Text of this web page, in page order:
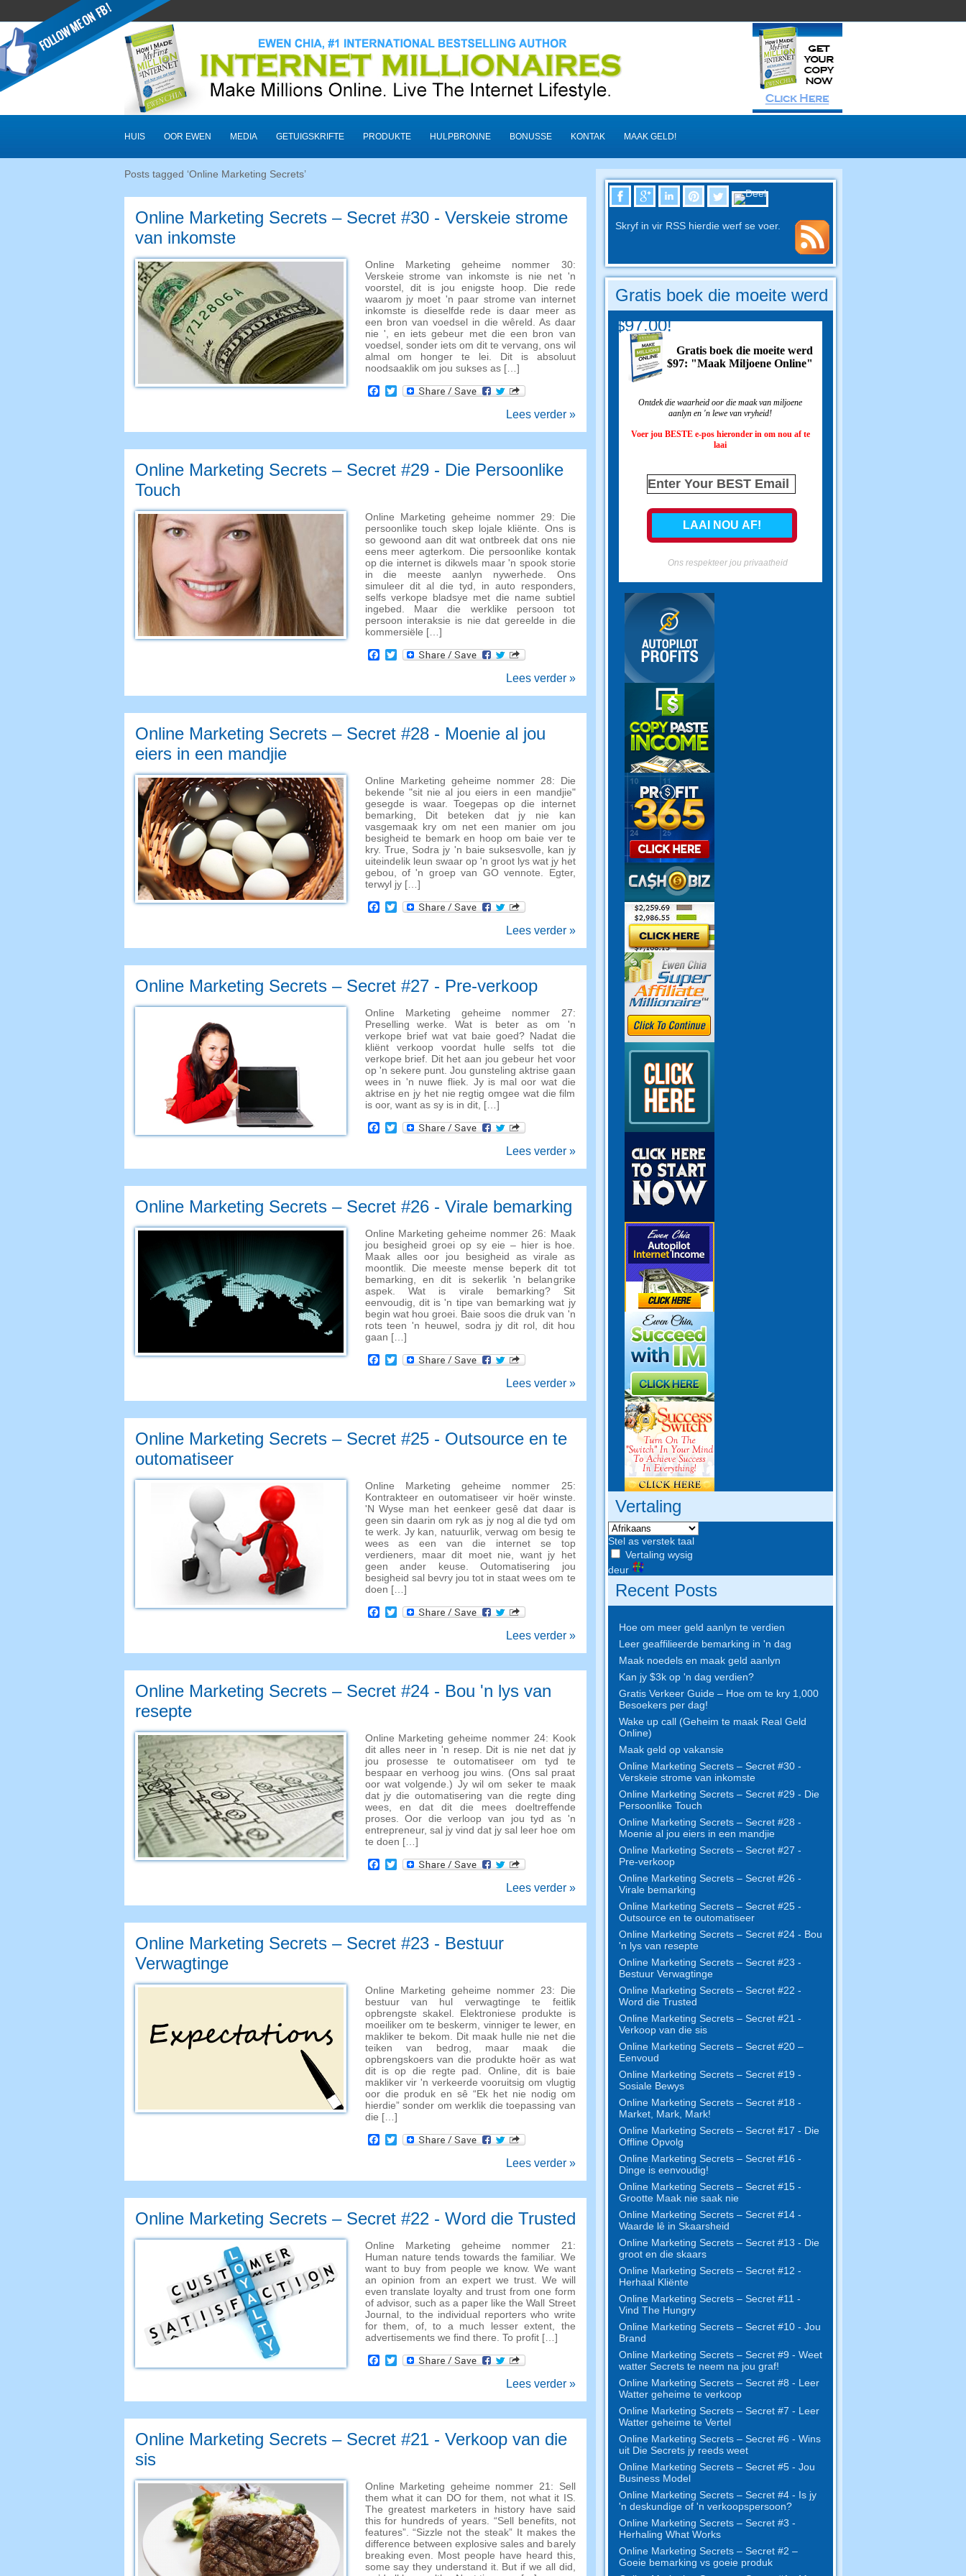
HUIS OOR EWEN MEDIA GETUIGSKRIFTE PRODUKTE HULPBRONNE BONUSSE KONTAK MAAK GELD!
Posts tagged ‘Online Marketing Secrets’
Online Marketing Secrets – Secret #30 - Verskeie strome
van inkomste
Online Marketing geheime nommer 30:
Verskeie strome van inkomste is nie net 'n
voorstel, dit is jou enigste hoop. Die rede
waarom jy moet 'n paar strome van internet
inkomste is dieselfde rede is daar meer as
een bron van voedsel in die wêreld. As daar
nie ', en iets gebeur met die een bron van
voedsel, sonder iets om dit te vervang, ons wil
almal om honger te lei. Dit is absoluut
noodsaaklik om jou sukses as […]
Facebook
Twitter
Lees verder »
Online Marketing Secrets – Secret #29 - Die Persoonlike
Touch
Online Marketing geheime nommer 29: Die
persoonlike touch skep lojale kliënte. Ons is
so gewoond aan dit wat ontbreek dat ons nie
eens meer agterkom. Die persoonlike kontak
op die internet is dikwels maar 'n spook storie
in die meeste aanlyn nywerhede. Ons
simuleer dit al die tyd, in auto responders,
selfs verkope bladsye met die name subtiel
ingebed. Maar die werklike persoon tot
persoon interaksie is nie dat gereelde in die
kommersiële […]
Facebook
Twitter
Lees verder »
Online Marketing Secrets – Secret #28 - Moenie al jou
eiers in een mandjie
Online Marketing geheime nommer 28: Die
bekende "sit nie al jou eiers in een mandjie"
gesegde is waar. Toegepas op die internet
bemarking, Dit beteken dat jy nie kan
vasgemaak kry om net een manier om jou
besigheid te bemark en hoop om baie ver te
kry. True, Sodra jy 'n baie suksesvolle, kan jy
uiteindelik leun swaar op 'n groot lys wat jy het
gebou, of 'n groep van GO vennote. Egter,
terwyl jy […]
Facebook
Twitter
Lees verder »
Online Marketing Secrets – Secret #27 - Pre-verkoop
Online Marketing geheime nommer 27:
Preselling werke. Wat is beter as om 'n
verkope brief wat vat baie goed? Nadat die
kliënt verkoop voordat hulle selfs tot die
verkope brief. Dit het aan jou gebeur het voor
op 'n sekere punt. Jou gunsteling aktrise gaan
wees in 'n nuwe fliek. Jy is mal oor wat die
aktrise en jy het nie regtig omgee wat die film
is oor, want as sy is in dit, […]
Facebook
Twitter
Lees verder »
Online Marketing Secrets – Secret #26 - Virale bemarking
Online Marketing geheime nommer 26: Maak
jou besigheid groei op sy eie – hier is hoe.
Maak alles oor jou besigheid as virale as
moontlik. Die meeste mense beperk dit tot
bemarking, en dit is sekerlik 'n belangrike
aspek. Wat is virale bemarking? Sit
eenvoudig, dit is 'n tipe van bemarking wat jy
begin wat hou groei. Baie soos die druk van 'n
rots teen 'n heuwel, sodra jy dit rol, dit hou
gaan […]
Facebook
Twitter
Lees verder »
Online Marketing Secrets – Secret #25 - Outsource en te
outomatiseer
Online Marketing geheime nommer 25:
Kontrakteer en outomatiseer vir hoër winste.
'N Wyse man het eenkeer gesê dat daar is
geen sin daarin om ryk as jy nog al die tyd om
te werk. Jy kan, natuurlik, verwag om besig te
wees as een van die internet se top
verdieners, maar dit moet nie, want jy het
geen ander keuse. Outomatisering jou
besigheid sal bevry jou tot in staat wees om te
doen […]
Facebook
Twitter
Lees verder »
Online Marketing Secrets – Secret #24 - Bou 'n lys van
resepte
Online Marketing geheime nommer 24: Kook
dit alles neer in 'n resep. Dit is nie net dat jy
jou prosesse te outomatiseer om tyd te
bespaar en verhoog jou wins. (Ons sal praat
oor wat volgende.) Jy wil om seker te maak
dat jy die outomatisering van die regte ding
wees, en dat dit die mees doeltreffende
proses. Oor die verloop van jou tyd as 'n
entrepreneur, sal jy vind dat jy sal leer hoe om
te doen […]
Facebook
Twitter
Lees verder »
Online Marketing Secrets – Secret #23 - Bestuur
Verwagtinge
Online Marketing geheime nommer 23: Die
bestuur van hul verwagtinge te feitlik
opbrengste skakel. Elektroniese produkte is
moeiliker om te beskerm, vinniger te lewer, en
makliker te bekom. Dit maak hulle nie net die
teiken van bedrog, maar maak die
opbrengskoers van die produkte hoër as wat
dit is op die regte pad. Online, dit is baie
makliker vir 'n verkeerde vooruitsig om vlugtig
oor die produk en sê “Ek het nie nodig om
hierdie” sonder om werklik die toepassing van
die […]
Facebook
Twitter
Lees verder »
Online Marketing Secrets – Secret #22 - Word die Trusted
Online Marketing geheime nommer 21:
Human nature tends towards the familiar. We
want to buy from people we know.We want
an opinion from an expert we trust. We will
even translate loyalty and trust from one form
of advisor, such as a paper like the Wall Street
Journal, to the individual reporters who write
for them , of, to a much lesser extent
the
advertisements we find there To profit[…]
Facebook
Twitter
Lees verder »
Online Marketing Secrets – Secret #21 - Verkoop van die
sis
Online Marketing geheime nommer 21: Sell
them what it can DO for them
not what it IS.
The greatest marketers in history have said
this for hundreds of years. “Sell benefits, not
features”. “Sizzle not the steak” It makes the
difference between explosive sales and barely
breaking even
Most people have heard this,
some say they understand it. But if we all did
Skryf in vir RSS hierdie werf se voer.
Gratis boek die moeite werd
$97.00!
Gratis boek die moeite werd
$97: "Maak Miljoene Online"
Ontdek die waarheid oor die maak van miljoene
aanlyn en 'n lewe van vryheid!
Voer jou BESTE e-pos hieronder in om nou af te
laai
Ons respekteer jou privaatheid
Vertaling
Stel as verstek taal
Vertaling wysig
deur
Recent Posts
Hoe om meer geld aanlyn te verdien
Leer geaffilieerde bemarking in 'n dag
Maak noedels en maak geld aanlyn
Kan jy $3k op 'n dag verdien?
Gratis Verkeer Guide – Hoe om te kry 1,000
Besoekers per dag!
Wake up call (Geheim te maak Real Geld
Online)
Maak geld op vakansie
Online Marketing Secrets – Secret #30 -
Verskeie strome van inkomste
Online Marketing Secrets – Secret #29 - Die
Persoonlike Touch
Online Marketing Secrets – Secret #28 -
Moenie al jou eiers in een mandjie
Online Marketing Secrets – Secret #27 -
Pre-verkoop
Online Marketing Secrets – Secret #26 -
Virale bemarking
Online Marketing Secrets – Secret #25 -
Outsource en te outomatiseer
Online Marketing Secrets – Secret #24 - Bou
'n lys van resepte
Online Marketing Secrets – Secret #23 -
Bestuur Verwagtinge
Online Marketing Secrets – Secret #22 -
Word die Trusted
Online Marketing Secrets – Secret #21 -
Verkoop van die sis
Online Marketing Secrets – Secret #20 –
Eenvoud
Online Marketing Secrets – Secret #19 -
Sosiale Bewys
Online Marketing Secrets – Secret #18 -
Market, Mark, Mark!
Online Marketing Secrets – Secret #17 - Die
Offline Opvolg
Online Marketing Secrets – Secret #16 -
Dinge is eenvoudig!
Online Marketing Secrets – Secret #15 -
Grootte Maak nie saak nie
Online Marketing Secrets – Secret #14 -
Waarde lê in Skaarsheid
Online Marketing Secrets – Secret #13 - Die
groot en die skaars
Online Marketing Secrets – Secret #12 -
Herhaal Kliënte
Online Marketing Secrets – Secret #11 -
Vind The Hungry
Online Marketing Secrets – Secret #10 - Jou
Brand
Online Marketing Secrets – Secret #9 - Weet
watter Secrets te neem na jou graf!
Online Marketing Secrets – Secret #8 - Leer
Watter geheime te verkoop
Online Marketing Secrets – Secret #7 - Leer
Watter geheime te Vertel
Online Marketing Secrets – Secret #6 - Wins
uit Die Secrets jy reeds weet
Online Marketing Secrets – Secret #5 - Jou
Business Model
Online Marketing Secrets – Secret #4 - Is jy
'n deskundige of 'n verkoopspersoon?
Online Marketing Secrets – Secret #3 -
Herhaling What Works
Online Marketing Secrets – Secret #2 –
Goeie bemarking vs goeie produk